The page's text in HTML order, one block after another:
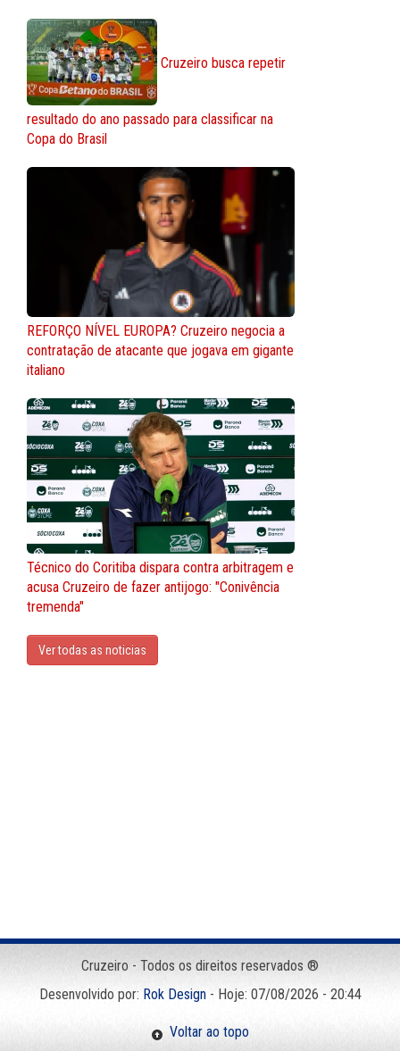
Cruzeiro busca repetir
resultado do ano passado para classificar na
Copa do Brasil
REFORÇO NÍVEL EUROPA? Cruzeiro negocia a
contratação de atacante que jogava em gigante
italiano
Técnico do Coritiba dispara contra arbitragem e
acusa Cruzeiro de fazer antijogo: "Conivência
tremenda"
Ver todas as noticias
Cruzeiro - Todos os direitos reservados ®
Desenvolvido por: Rok Design- Hoje: 07/08/2026 - 20:44
Voltar ao topo